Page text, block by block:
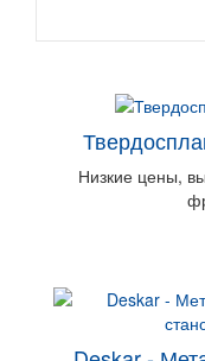
Низкие цены,